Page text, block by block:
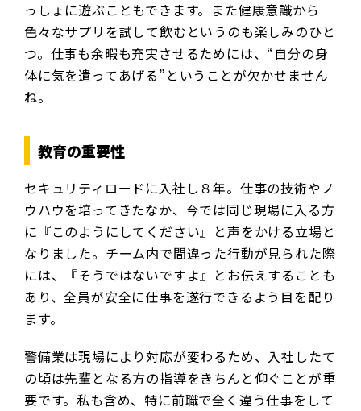
っしょに遊ぶこともできます。また健康意識から
色々なサプリを試して飲むというのも楽しみのひと
つ。仕事も余暇も充実させるためには、“自分の身
体に気を遣ってあげる”ということが欠かせません
ね。
教育の重要性
セキュリティロードに入社し８年。仕事の技術やノ
ウハウを培ってきたなか、今では同じ現場に入る方
に『このようにしてください』と声をかける立場と
なりました。チーム内で間違った行動が見られた際
には、『そうではないですよ』とお伝えすることも
あり、全員が安全に仕事を遂行できるよう目を配り
ます。
警備業は現場により対応が変わるため、入社したて
の頃は先輩となる方の指導をきちんと仰ぐことが重
要です。私も含め、特に前職で全く違う仕事をして